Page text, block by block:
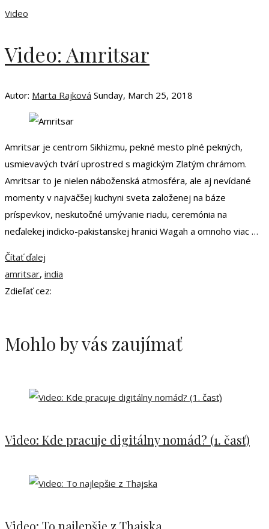
Video
Video: Amritsar
Autor: Marta Rajková Sunday, March 25, 2018
Amritsar je centrom Sikhizmu, pekné mesto plné pekných,
usmievavých tvárí uprostred s magickým Zlatým chrámom.
Amritsar to je nielen náboženská atmosféra, ale aj nevídané
momenty v najväčšej kuchyni sveta založenej na báze
príspevkov, neskutočné umývanie riadu, ceremónia na
neďalekej indicko-pakistanskej hranici Wagah a omnoho viac …
Čítať ďalej
amritsar, india
Zdieľať cez:
Mohlo by vás zaujímať
Video: Kde pracuje digitálny nomád? (1. časť)